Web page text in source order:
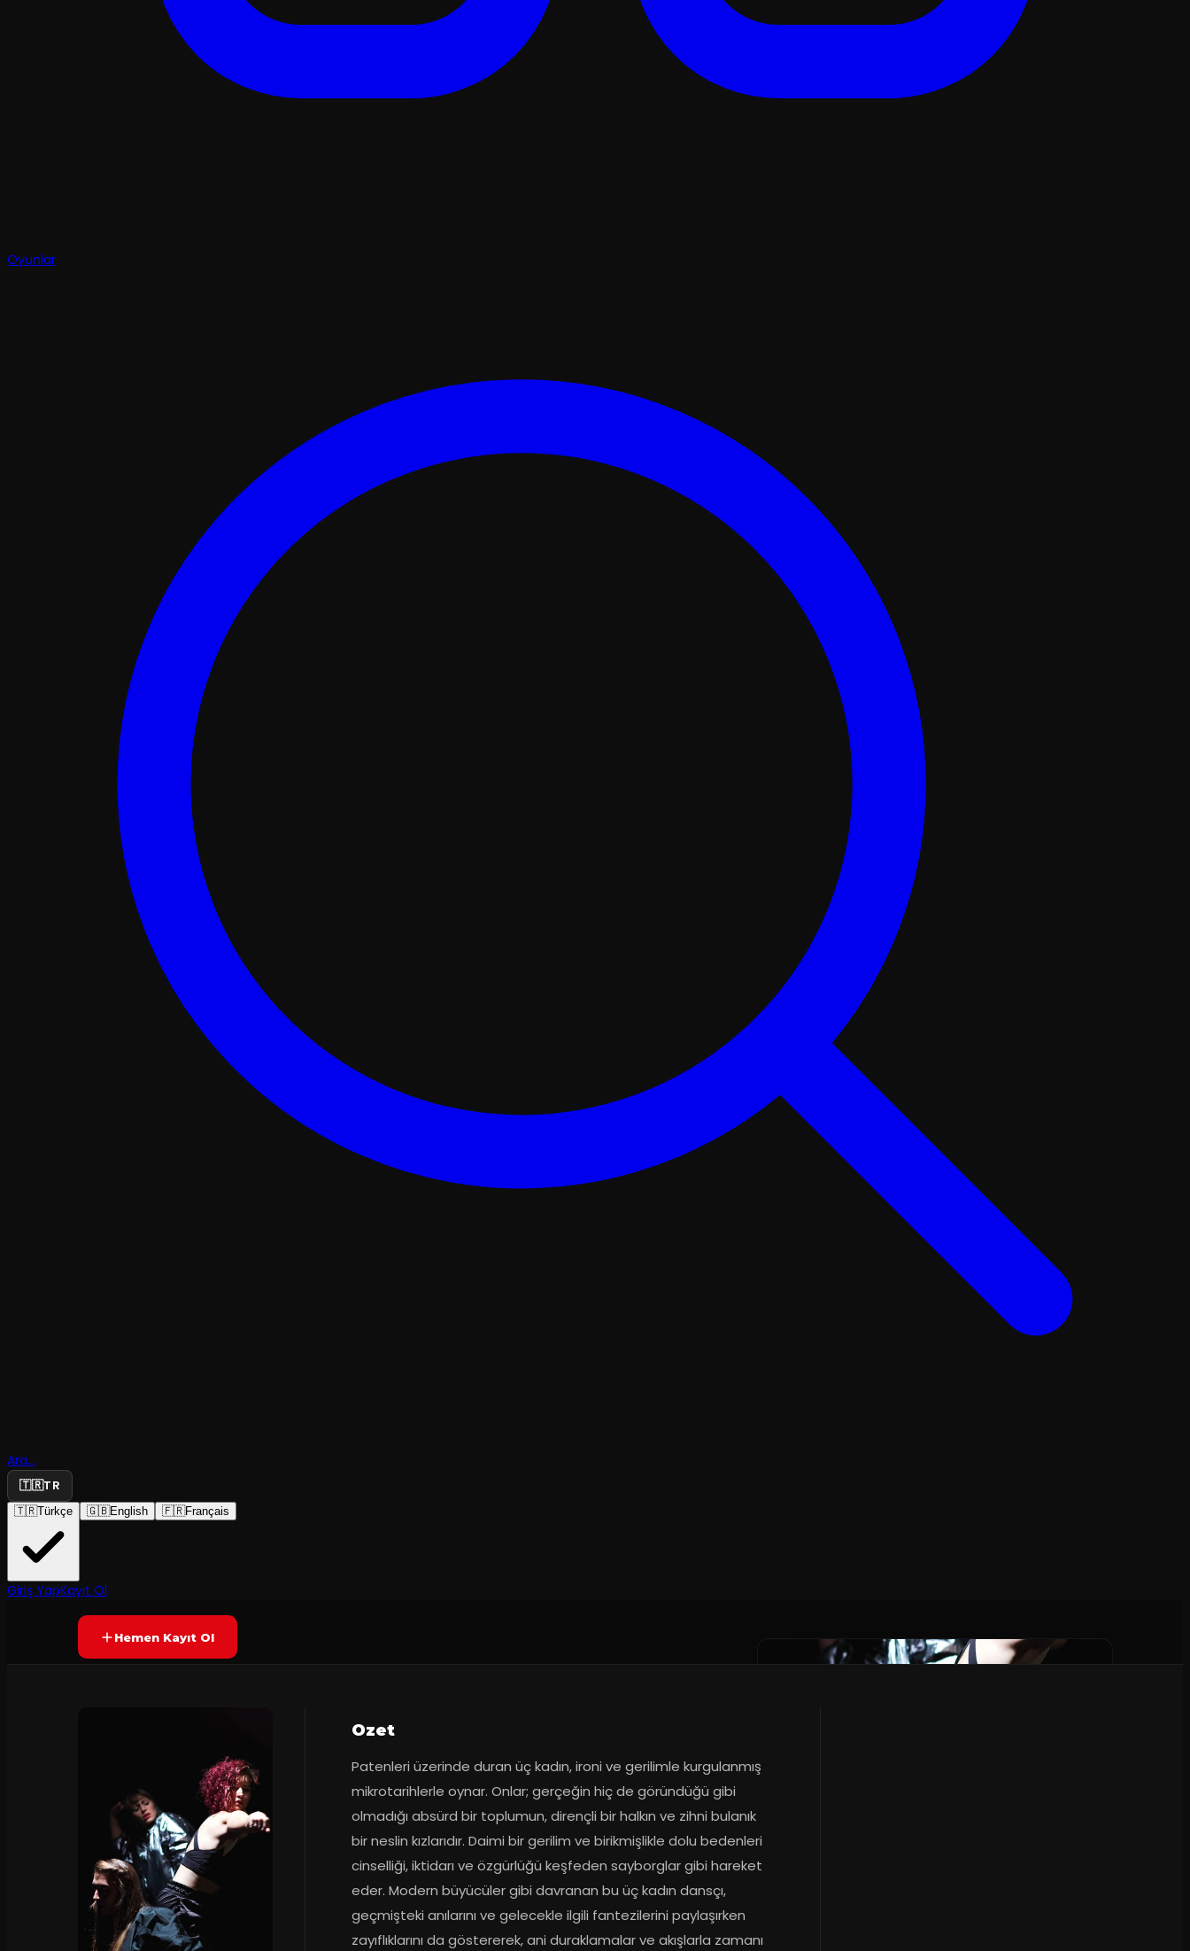
Oyunlar
Ara...
🇹🇷TR
🇹🇷Türkçe 🇬🇧English 🇫🇷Français
Giriş YapKayıt Ol
Daughters
YAKINDA
Hemen Kayıt Ol
Ozet
Patenleri üzerinde duran üç kadın, ironi ve gerilimle kurgulanmış
mikrotarihlerle oynar. Onlar; gerçeğin hiç de göründüğü gibi
olmadığı absürd bir toplumun, dirençli bir halkın ve zihni bulanık
bir neslin kızlarıdır. Daimi bir gerilim ve birikmişlikle dolu bedenleri
cinselliği, iktidarı ve özgürlüğü keşfeden sayborglar gibi hareket
eder. Modern büyücüler gibi davranan bu üç kadın dansçı,
geçmişteki anılarını ve gelecekle ilgili fantezilerini paylaşırken
zayıflıklarını da göstererek, ani duraklamalar ve akışlarla zamanı